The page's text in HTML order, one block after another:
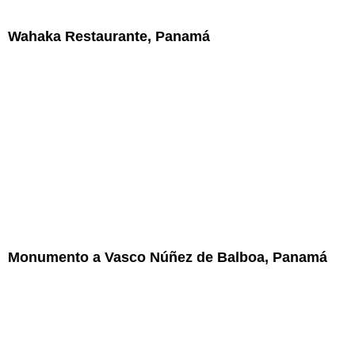
Wahaka Restaurante, Panamá
Monumento a Vasco Núñez de Balboa, Panamá